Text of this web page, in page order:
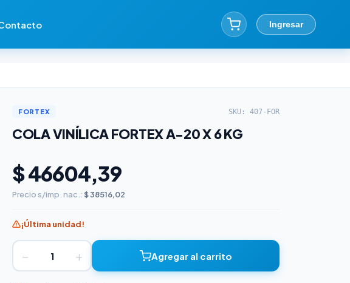
Ingresar
FORTEX SKU: 407-FOR
COLA VINÍLICA FORTEX A-20 X 6 KG
$ 46604,39
Precio s/imp. nac.: $ 38516,02
¡Última unidad!
− + Agregar al carrito